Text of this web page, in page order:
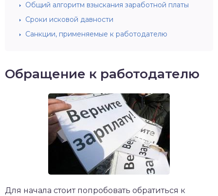
Общий алгоритм взыскания заработной платы
Сроки исковой давности
Санкции, применяемые к работодателю
Обращение к работодателю
Для начала стоит попробовать обратиться к